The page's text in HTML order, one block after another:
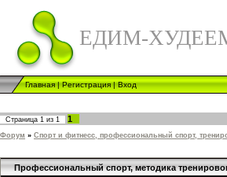
ЕДИМ-
Главная|Регистрация|Вход
Страница 1 из 1 1
Форум » Спорт и фитнесс, профессиональный спорт,
Профессиональный спорт, методика